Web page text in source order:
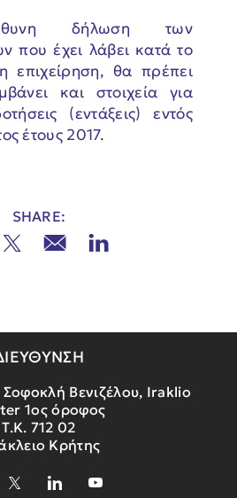
δήλωση των
που έχει λάβει κατά το
επιχείρηση, θα πρέπει
και στοιχεία για
(εντάξεις) εντός
έτους 2017.
SHARE:
Βενιζέλου, Iraklio
1ος όροφος
Τ.Κ. 712 02
Κρήτης